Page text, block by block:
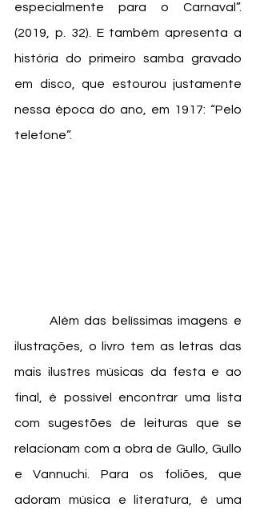
especialmente para o Carnaval”.
(2019, p. 32). E também apresenta a
história do primeiro samba gravado
em disco, que estourou justamente
nessa época do ano, em 1917: “Pelo
telefone”.
ilustrações, o livro tem as letras das
mais ilustres músicas da festa e ao
final, é possível encontrar uma lista
com sugestões de leituras que se
relacionam com a obra de Gullo, Gullo
e Vannuchi. Para os foliões, que
adoram música e literatura, é uma